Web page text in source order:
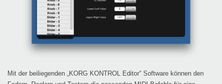
Mit der beiliegenden „KORG KONTROL Editor“ Software können den